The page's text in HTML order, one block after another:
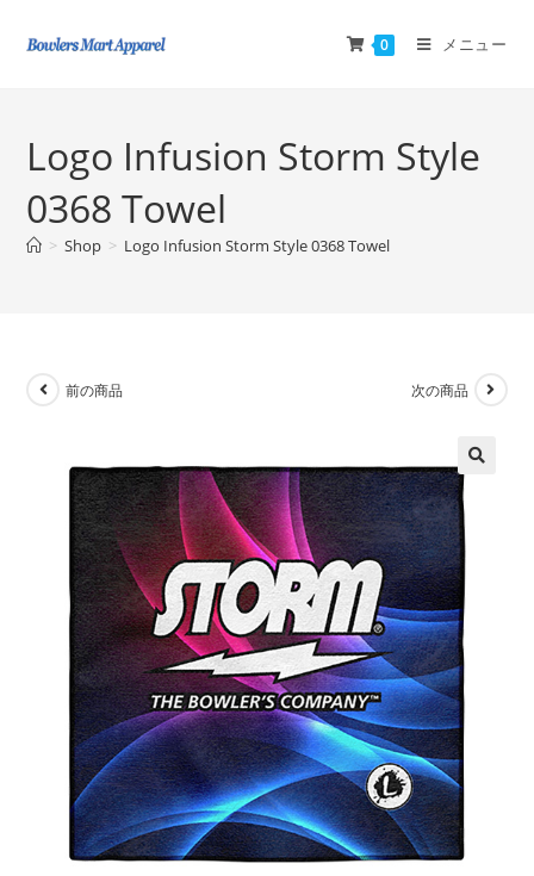
0 メニュー
Logo Infusion Storm Style
0368 Towel
> Shop > Logo Infusion Storm Style 0368 Towel
前の商品 次の商品